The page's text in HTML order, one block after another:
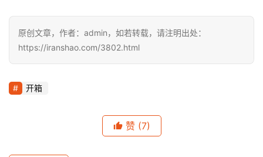
原创文章，作者：admin，如若转载，请注明出处：
https://iranshao.com/3802.html
开箱
赞 (7)